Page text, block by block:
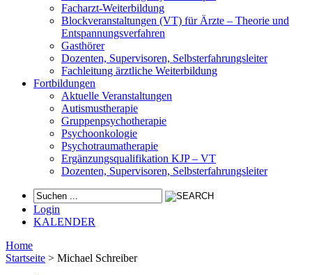
Facharzt-Weiterbildung
Blockveranstaltungen (VT) für Ärzte – Theorie und
Entspannungsverfahren
Gasthörer
Dozenten, Supervisoren, Selbsterfahrungsleiter
Fachleitung ärztliche Weiterbildung
Fortbildungen
Aktuelle Veranstaltungen
Autismustherapie
Gruppenpsychotherapie
Psychoonkologie
Psychotraumatherapie
Ergänzungsqualifikation KJP – VT
Dozenten, Supervisoren, Selbsterfahrungsleiter
Login
KALENDER
Home
Startseite > Michael Schreiber